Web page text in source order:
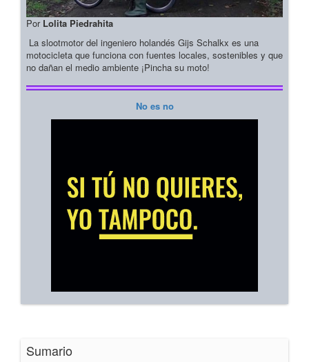
Por Lolita Piedrahita
La slootmotor del ingeniero holandés Gijs Schalkx es una
motocicleta que funciona con fuentes locales, sostenibles y que
no dañan el medio ambiente ¡Pincha su moto!
No es no
Sumario